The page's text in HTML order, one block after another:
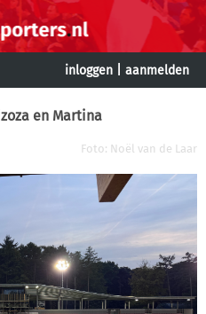
inloggen aanmelden
en Martina
Foto: Noël van de Laar